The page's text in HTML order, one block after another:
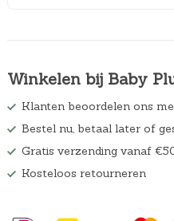
Winkelen bij Baby
Klanten beoordelen ons
Bestel nu, betaal later of
Gratis verzending vanaf
Kosteloos retourneren